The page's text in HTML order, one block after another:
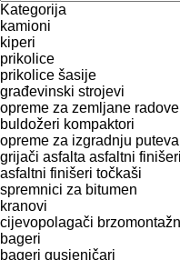
Kategorija
kamioni
kiperi
prikolice
prikolice šasije
građevinski strojevi
opreme za zemljane radove
buldožeri kompaktori
opreme za izgradnju puteva
grijači asfalta asfaltni finišeri
asfaltni finišeri točkaši
spremnici za bitumen
kranovi
cijevopolagači
bageri
bageri gusjeničari